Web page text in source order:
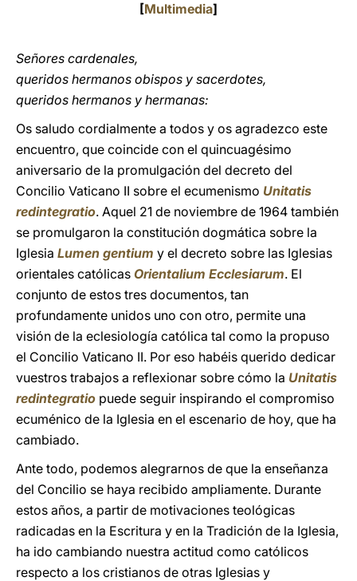
[Multimedia]
Señores cardenales,
queridos hermanos obispos y sacerdotes,
queridos hermanos y hermanas:
Os saludo cordialmente a todos y os agradezco este
encuentro, que coincide con el quincuagésimo
aniversario de la promulgación del decreto del
Concilio Vaticano II sobre el ecumenismo Unitatis
redintegratio. Aquel 21 de noviembre de 1964 también
se promulgaron la constitución dogmática sobre la
Iglesia Lumen gentium y el decreto sobre las Iglesias
orientales católicas Orientalium Ecclesiarum. El
conjunto de estos tres documentos, tan
profundamente unidos uno con otro, permite una
visión de la eclesiología católica tal como la propuso
el Concilio Vaticano II. Por eso habéis querido dedicar
vuestros trabajos a reflexionar sobre cómo la Unitatis
redintegratio puede seguir inspirando el compromiso
ecuménico de la Iglesia en el escenario de hoy, que ha
cambiado.
Ante todo, podemos alegrarnos de que la enseñanza
del Concilio se haya recibido ampliamente. Durante
estos años, a partir de motivaciones teológicas
radicadas en la Escritura y en la Tradición de la Iglesia,
ha ido cambiando nuestra actitud como católicos
respecto a los cristianos de otras Iglesias y